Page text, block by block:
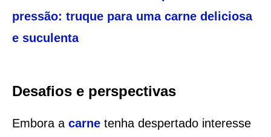
pressão: truque para uma carne deliciosa
e suculenta
Desafios e perspectivas
Embora a carnetenha despertado interesse